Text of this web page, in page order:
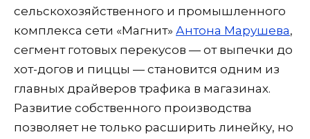
сельскохозяйственного и промышленного
комплекса сети «Магнит» Антона Марушева,
сегмент готовых перекусов — от выпечки до
хот-догов и пиццы — становится одним из
главных драйверов трафика в магазинах.
Развитие собственного производства
позволяет не только расширить линейку, но